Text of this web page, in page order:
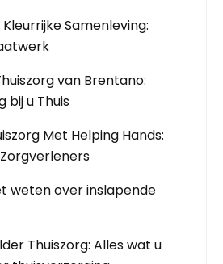
Samenleving:
van Brentano:
bij u Thuis
Met Helping Hands:
weten over inslapende
Thuiszorg: Alles wat u